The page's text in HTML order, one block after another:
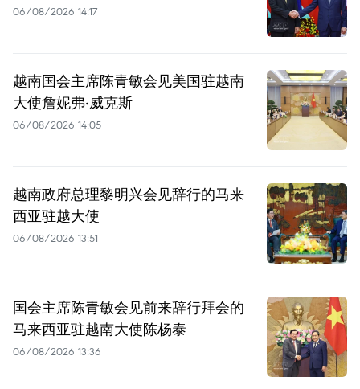
06/08/2026 14:17
越南国会主席陈青敏会见美国驻越南
大使詹妮弗·威克斯
06/08/2026 14:05
越南政府总理黎明兴会见辞行的马来
西亚驻越大使
06/08/2026 13:51
国会主席陈青敏会见前来辞行拜会的
马来西亚驻越南大使陈杨泰
06/08/2026 13:36